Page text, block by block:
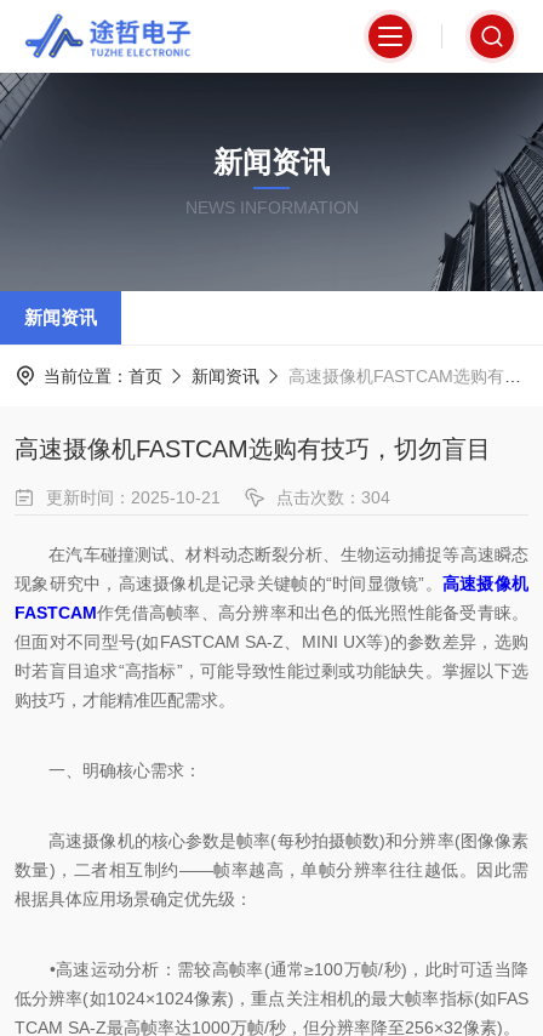
新闻资讯
NEWS INFORMATION
新闻资讯
当前位置： 首页 新闻资讯 高速摄像机FASTCAM选购有技巧，切勿盲目
高速摄像机FASTCAM选购有技巧，切勿盲目
更新时间：2025-10-21 点击次数：304
在汽车碰撞测试、材料动态断裂分析、生物运动捕捉等高速瞬态
现象研究中，高速摄像机是记录关键帧的“时间显微镜”。 高速摄像机
FASTCAM作凭借高帧率、高分辨率和出色的低光照性能备受青睐。
但面对不同型号(如FASTCAM SA-Z、MINI UX等)的参数差异，选购
时若盲目追求“高指标”，可能导致性能过剩或功能缺失。掌握以下选
购技巧，才能精准匹配需求。
一、明确核心需求：
高速摄像机的核心参数是帧率(每秒拍摄帧数)和分辨率(图像像素
数量)，二者相互制约——帧率越高，单帧分辨率往往越低。因此需
根据具体应用场景确定优先级：
•高速运动分析：需较高帧率(通常≥100万帧/秒)，此时可适当降
低分辨率(如1024×1024像素)，重点关注相机的最大帧率指标(如FAS
TCAM SA-Z最高帧率达1000万帧/秒，但分辨率降至256×32像素)。